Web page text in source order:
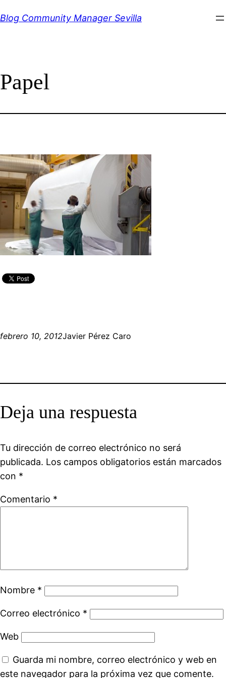
al
Blog Community Manager Sevilla
Papel
febrero 10, 2012Javier Pérez Caro
Deja una respuesta
Tu dirección de correo electrónico no será
publicada. Los campos obligatorios están marcados
con *
Comentario *
Nombre *
Correo electrónico *
Web
Guarda mi nombre, correo electrónico y web en
este navegador para la próxima vez que comente.